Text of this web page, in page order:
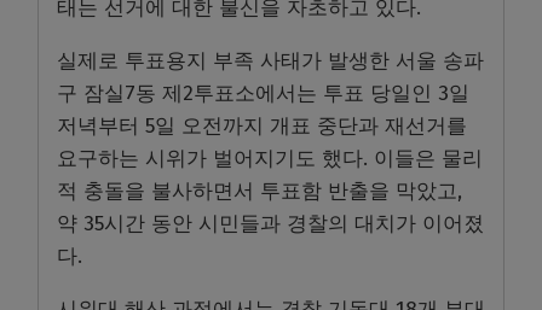
태는 선거에 대한 불신을 자초하고 있다.
실제로 투표용지 부족 사태가 발생한 서울 송파
구 잠실7동 제2투표소에서는 투표 당일인 3일
저녁부터 5일 오전까지 개표 중단과 재선거를
요구하는 시위가 벌어지기도 했다. 이들은 물리
적 충돌을 불사하면서 투표함 반출을 막았고,
약 35시간 동안 시민들과 경찰의 대치가 이어졌
다.